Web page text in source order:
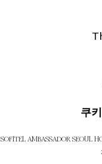
쿠
SOFITEL AMBASSADOR SEOUL